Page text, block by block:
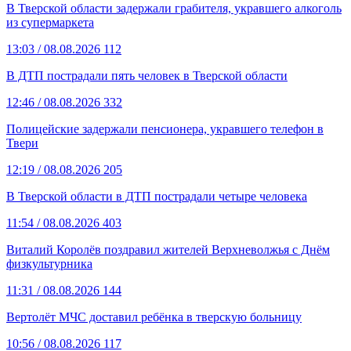
В Тверской области задержали грабителя, укравшего алкоголь
из супермаркета
13:03 / 08.08.2026 112
В ДТП пострадали пять человек в Тверской области
12:46 / 08.08.2026 332
Полицейские задержали пенсионера, укравшего телефон в
Твери
12:19 / 08.08.2026 205
В Тверской области в ДТП пострадали четыре человека
11:54 / 08.08.2026 403
Виталий Королёв поздравил жителей Верхневолжья с Днём
физкультурника
11:31 / 08.08.2026 144
Вертолёт МЧС доставил ребёнка в тверскую больницу
10:56 / 08.08.2026 117